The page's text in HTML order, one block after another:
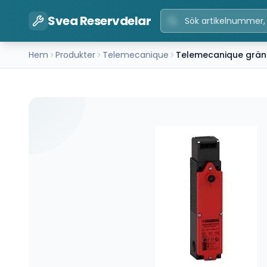
Svea Reservdelar
Hem Produkter Telemecanique Telemecanique